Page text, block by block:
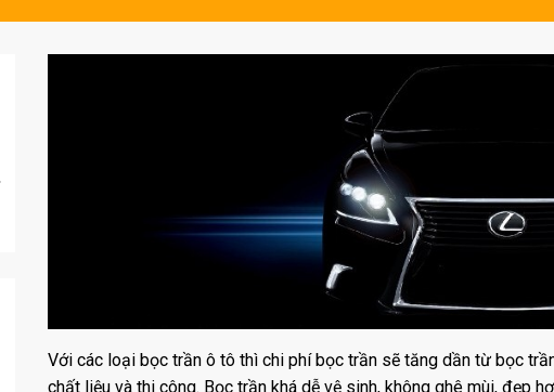
Với các loại bọc trần ô tô thì chi phí bọc trần sẽ tăng dần từ bọc
chất liệu và thi công. Bọc trần khá dễ vệ sinh, không ghê mùi, đẹp